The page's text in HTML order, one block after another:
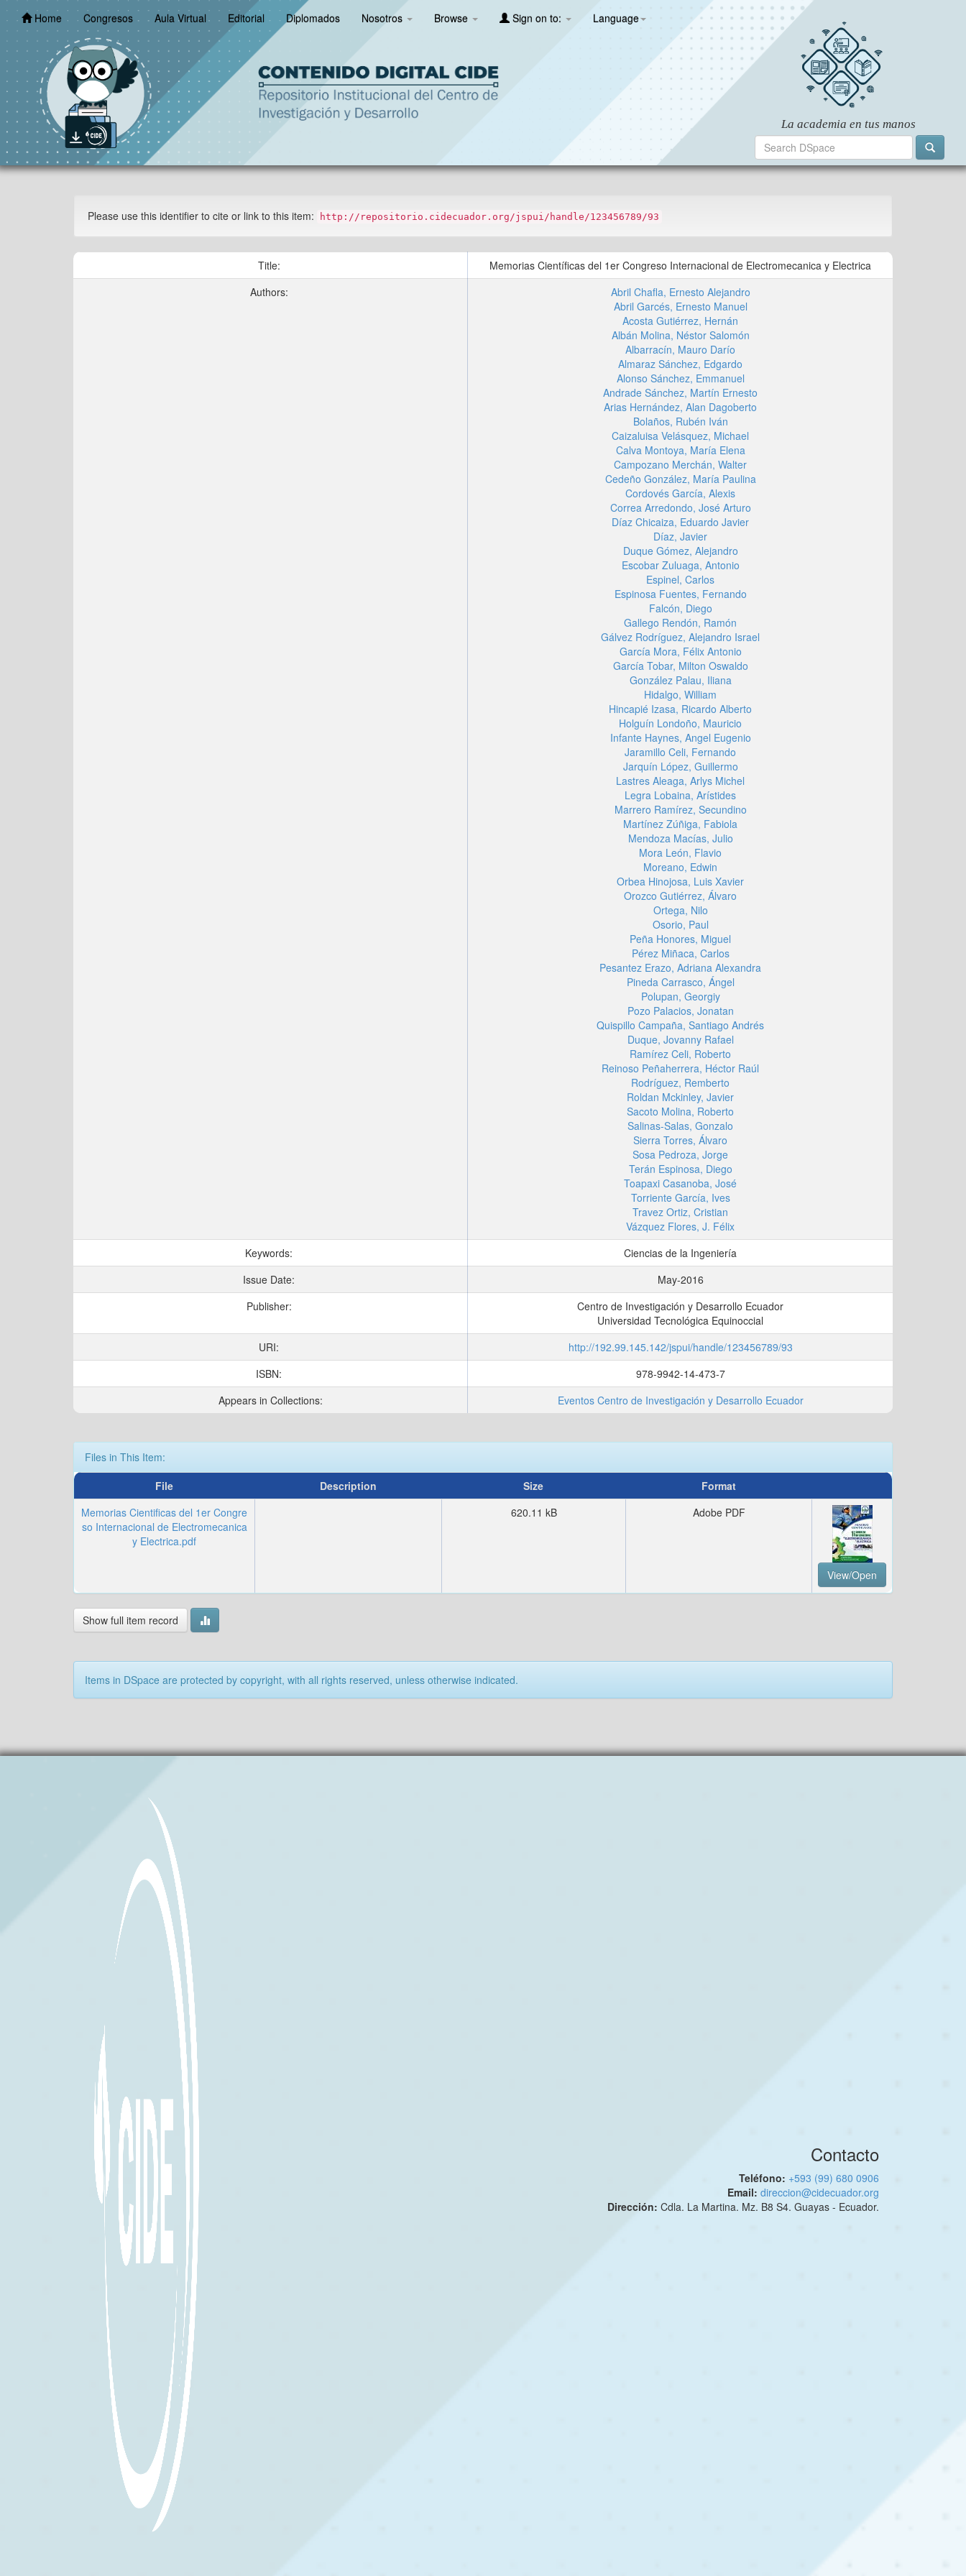
Skip
navigationHome Congresos Aula Virtual Editorial Diplomados Nosotros Browse Sign on to: Language
Please use this identifier to cite or link to this item: http://repositorio.cidecuador.org/jspui/handle/123456789/93
Title:
Memorias Científicas del 1er Congreso Internacional de Electromecanica y Electrica
Authors:
Abril Chafla, Ernesto Alejandro
Abril Garcés, Ernesto Manuel
Acosta Gutiérrez, Hernán
Albán Molina, Néstor Salomón
Albarracín, Mauro Darío
Almaraz Sánchez, Edgardo
Alonso Sánchez, Emmanuel
Andrade Sánchez, Martín Ernesto
Arias Hernández, Alan Dagoberto
Bolaños, Rubén Iván
Caizaluisa Velásquez, Michael
Calva Montoya, María Elena
Campozano Merchán, Walter
Cedeño González, María Paulina
Cordovés García, Alexis
Correa Arredondo, José Arturo
Díaz Chicaiza, Eduardo Javier
Díaz, Javier
Duque Gómez, Alejandro
Escobar Zuluaga, Antonio
Espinel, Carlos
Espinosa Fuentes, Fernando
Falcón, Diego
Gallego Rendón, Ramón
Gálvez Rodríguez, Alejandro Israel
García Mora, Félix Antonio
García Tobar, Milton Oswaldo
González Palau, Iliana
Hidalgo, William
Hincapié Izasa, Ricardo Alberto
Holguín Londoño, Mauricio
Infante Haynes, Angel Eugenio
Jaramillo Celi, Fernando
Jarquín López, Guillermo
Lastres Aleaga, Arlys Michel
Legra Lobaina, Arístides
Marrero Ramírez, Secundino
Martínez Zúñiga, Fabiola
Mendoza Macías, Julio
Mora León, Flavio
Moreano, Edwin
Orbea Hinojosa, Luis Xavier
Orozco Gutiérrez, Álvaro
Ortega, Nilo
Osorio, Paul
Peña Honores, Miguel
Pérez Miñaca, Carlos
Pesantez Erazo, Adriana Alexandra
Pineda Carrasco, Ángel
Polupan, Georgiy
Pozo Palacios, Jonatan
Quispillo Campaña, Santiago Andrés
Duque, Jovanny Rafael
Ramírez Celi, Roberto
Reinoso Peñaherrera, Héctor Raúl
Rodríguez, Remberto
Roldan Mckinley, Javier
Sacoto Molina, Roberto
Salinas-Salas, Gonzalo
Sierra Torres, Álvaro
Sosa Pedroza, Jorge
Terán Espinosa, Diego
Toapaxi Casanoba, José
Torriente García, Ives
Travez Ortiz, Cristian
Vázquez Flores, J. Félix
Keywords:
Ciencias de la Ingeniería
Issue Date:
May-2016
Publisher:
Centro de Investigación y Desarrollo Ecuador
Universidad Tecnológica Equinoccial
URI:
http://192.99.145.142/jspui/handle/123456789/93
ISBN:
978-9942-14-473-7
Appears in Collections:
Eventos Centro de Investigación y Desarrollo Ecuador
Files in This Item:
File
Description Size
Format
Memorias Cientificas del 1er Congre
so Internacional de Electromecanica
y Electrica.pdf
620.11 kB Adobe PDF
View/Open
Show full item record
Items in DSpace are protected by copyright, with all rights reserved, unless otherwise indicated.
Contacto
Teléfono: +593 (99) 680 0906
Email: direccion@cidecuador.org
Dirección: Cdla. La Martina. Mz. B8 S4. Guayas - Ecuador.